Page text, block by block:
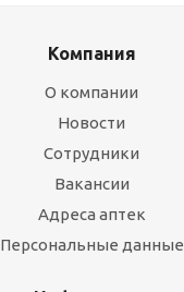
Компания
О компании
Новости
Сотрудники
Вакансии
Адреса аптек
Персональные данные